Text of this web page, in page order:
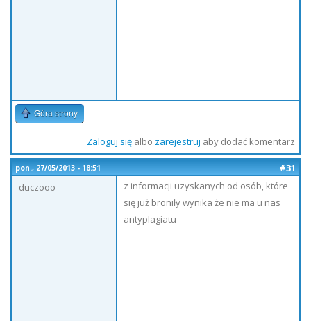
Góra strony
Zaloguj sięalbo zarejestruj aby dodać komentarz
pon., 27/05/2013 - 18:51
#31
duczooo
z informacji uzyskanych od osób, które
się już broniły wynika że nie ma u nas
antyplagiatu